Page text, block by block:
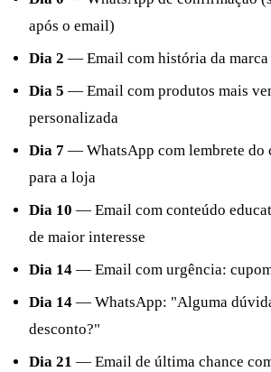
após o email)
Dia 2 — Email com história da
Dia 5 — Email com produtos mais
personalizada
Dia 7 — WhatsApp com lembrete do
para a loja
Dia 10 — Email com conteúdo
de maior interesse
Dia 14 — Email com urgência:
Dia 14 — WhatsApp: "Alguma
desconto?"
Dia 21 — Email de última chance